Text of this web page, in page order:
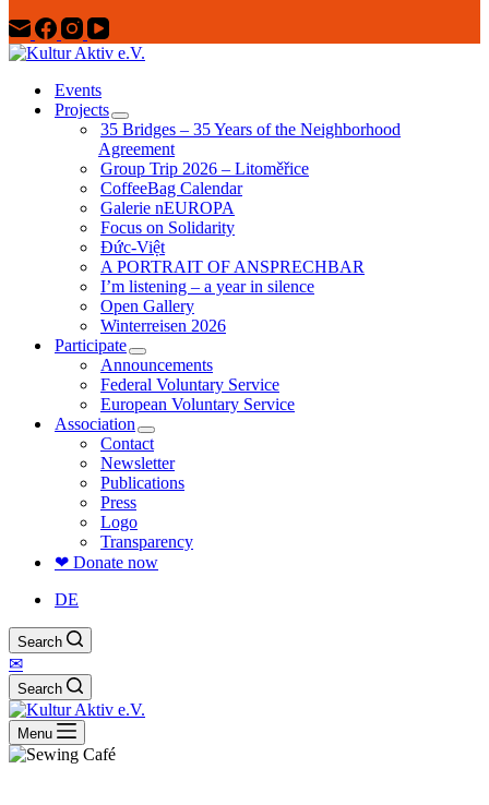
Events
Projects
35 Bridges – 35 Years of the Neighborhood
Agreement
Group Trip 2026 – Litoměřice
CoffeeBag Calendar
Galerie nEUROPA
Focus on Solidarity
Đức-Việt
A PORTRAIT OF ANSPRECHBAR
I’m listening – a year in silence
Open Gallery
Winterreisen 2026
Participate
Announcements
Federal Voluntary Service
European Voluntary Service
Association
Contact
Newsletter
Publications
Press
Logo
Transparency
❤ Donate now
DE
Search
✉
Search
Menu